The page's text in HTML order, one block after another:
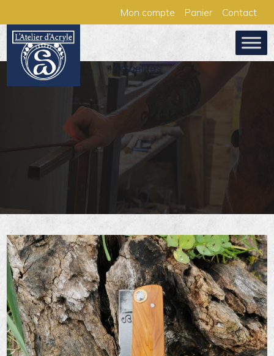
au
contenu
Mon compte Panier Contact
Actualités
Panneau de gestion des cookies